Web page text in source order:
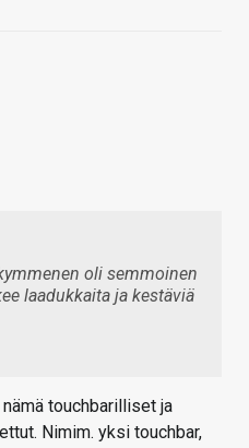
oli semmoinen
laadukkaita ja kestäviä
touchbarilliset ja
Nimim. yksi touchbar,